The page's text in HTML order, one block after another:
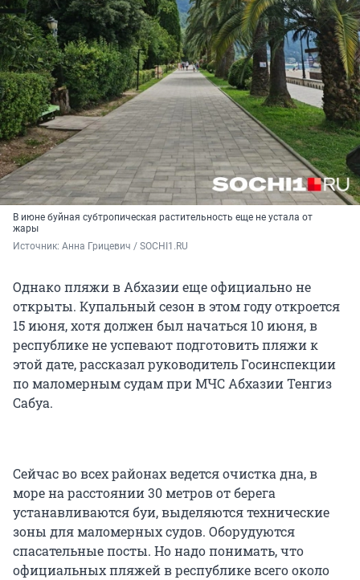
В июне буйная субтропическая растительность еще не устала от
жары
Источник: Анна Грицевич / SOCHI1.RU
Однако пляжи в Абхазии еще официально не
открыты. Купальный сезон в этом году откроется
15 июня, хотя должен был начаться 10 июня, в
республике не успевают подготовить пляжи к
этой дате, рассказал руководитель Госинспекции
по маломерным судам при МЧС Абхазии Тенгиз
Сабуа.
Сейчас во всех районах ведется очистка дна, в
море на расстоянии 30 метров от берега
устанавливаются буи, выделяются технические
зоны для маломерных судов. Оборудуются
спасательные посты. Но надо понимать, что
официальных пляжей в республике всего около